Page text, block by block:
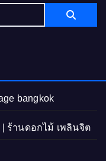
bangkok
| ร้านดอกไม้ เพลินจิต